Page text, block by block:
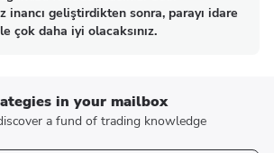
inancı geliştirdikten sonra, parayı idare
çok daha iyi olacaksınız.
in your mailbox
a fund of trading knowledge